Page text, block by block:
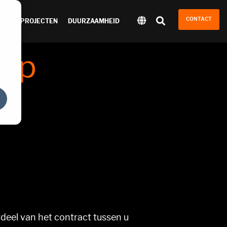
PROJECTEN DUURZAAMHEID CONTACT
van het contract tussen u